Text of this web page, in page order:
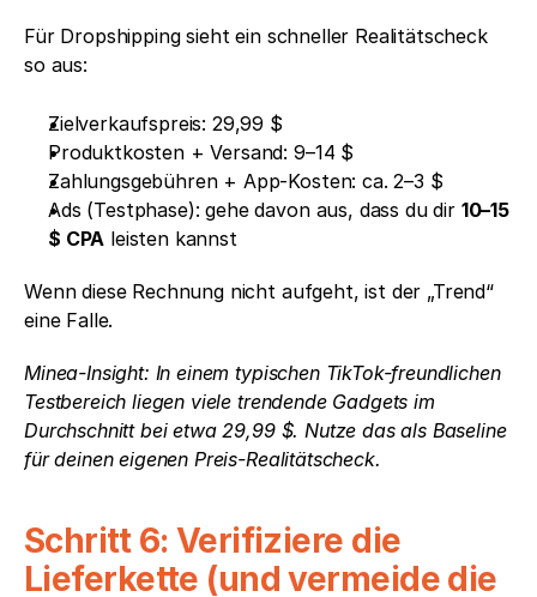
Für Dropshipping sieht ein schneller Realitätscheck
so aus:
Zielverkaufspreis: 29,99 $
Produktkosten + Versand: 9–14 $
Zahlungsgebühren + App-Kosten: ca. 2–3 $
Ads (Testphase): gehe davon aus, dass du dir 10–15
$ CPA leisten kannst
Wenn diese Rechnung nicht aufgeht, ist der „Trend“
eine Falle.
Minea-Insight: In einem typischen TikTok-freundlichen
Testbereich liegen viele trendende Gadgets im
Durchschnitt bei etwa 29,99 $. Nutze das als Baseline
für deinen eigenen Preis-Realitätscheck.
Schritt 6: Verifiziere die
Lieferkette (und vermeide die